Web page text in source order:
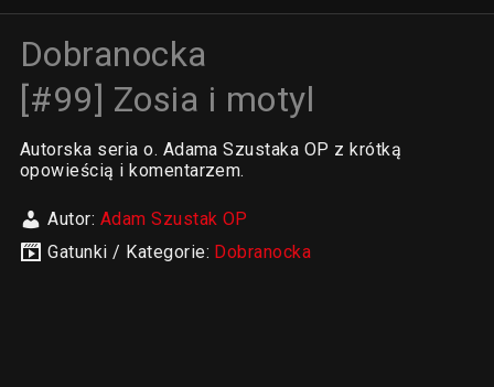
Dobranocka
[#99] Zosia i motyl
Autorska seria o. Adama Szustaka OP z krótką
opowieścią i komentarzem.
Autor: Adam Szustak OP
Gatunki / Kategorie: Dobranocka